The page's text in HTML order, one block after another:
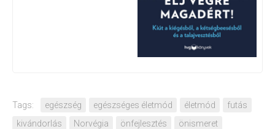
Tags: egészség egészséges életmód életmód
futás
kivándorlás
Norvégia önfejlesztés
önismeret